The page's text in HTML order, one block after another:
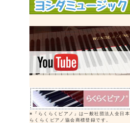
※『らくらくピアノ』は一般社団法人全日本
らくらくピアノ協会商標登録です。